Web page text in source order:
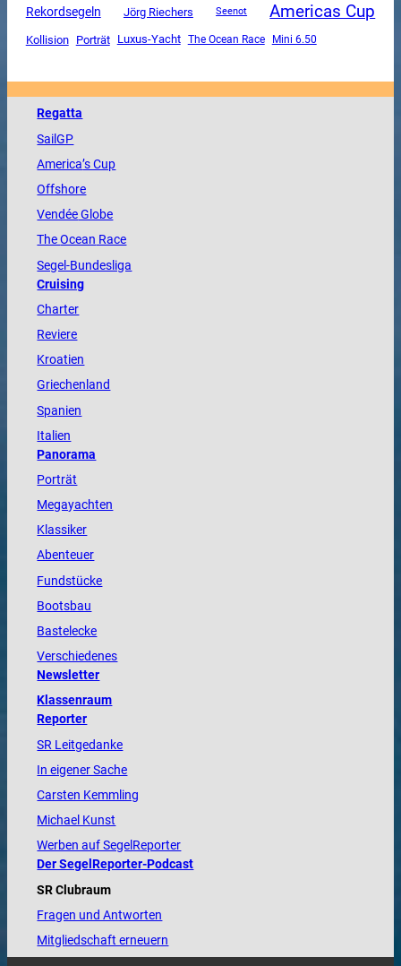
Rekordsegeln Jörg Riechers Seenot Americas Cup
Kollision Porträt Luxus-Yacht The Ocean Race Mini 6.50
Regatta
SailGP
America’s Cup
Offshore
VendéeGlobe
TheOcean Race
Segel-Bundesliga
Cruising
Charter
Reviere
Kroatien
Griechenland
Spanien
Italien
Panorama
Porträt
Megayachten
Klassiker
Abenteuer
Fundstücke
Bootsbau
Bastelecke
Verschiedenes
Newsletter
Klassenraum
Reporter
SR Leitgedanke
In eigener Sache
Carsten Kemmling
Michael Kunst
Werben auf SegelReporter
Der SegelReporter-Podcast
SR Clubraum
Fragen und Antworten
Mitgliedschaft erneuern